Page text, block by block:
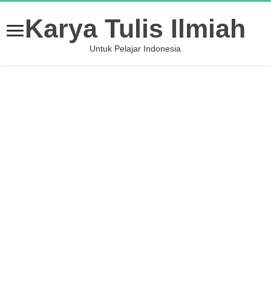
Karya Tulis Ilmiah
Untuk Pelajar Indonesia